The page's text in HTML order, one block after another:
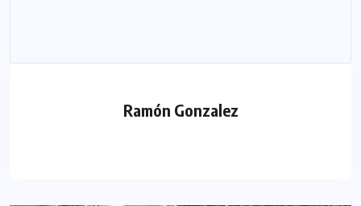
Ramón Gonzalez